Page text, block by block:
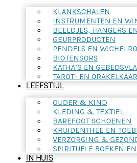
KLANKSCHALEN
INSTRUMENTEN EN
BEELDJES, HANGERS
GEURPRODUCTEN
PENDELS EN
BIOTENSORS
KATHA’S EN
TAROT- EN
LEEFSTIJL
OUDER & KIND
KLEDING & TEXTIEL
BAREFOOT SCHOENEN
KRUIDENTHEE EN
VERZORGING &
SPIRITUELE BOEKEN
IN HUIS